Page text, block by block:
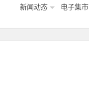
新闻动态 电子集市